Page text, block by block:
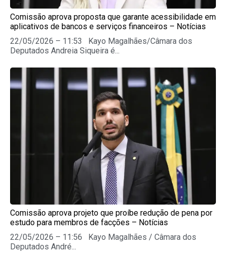
Comissão aprova proposta que garante acessibilidade em
aplicativos de bancos e serviços financeiros – Notícias
22/05/2026 – 11:53 Kayo Magalhães/Câmara dos
Deputados Andreia Siqueira é...
Comissão aprova projeto que proíbe redução de pena por
estudo para membros de facções – Notícias
22/05/2026 – 11:56 Kayo Magalhães / Câmara dos
Deputados André...